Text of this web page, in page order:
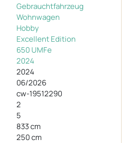
Gebrauchtfahrzeug
Wohnwagen
Hobby
Excellent Edition
650 UMFe
2024
2024
06/2026
cw-19512290
2
5
833 cm
250 cm